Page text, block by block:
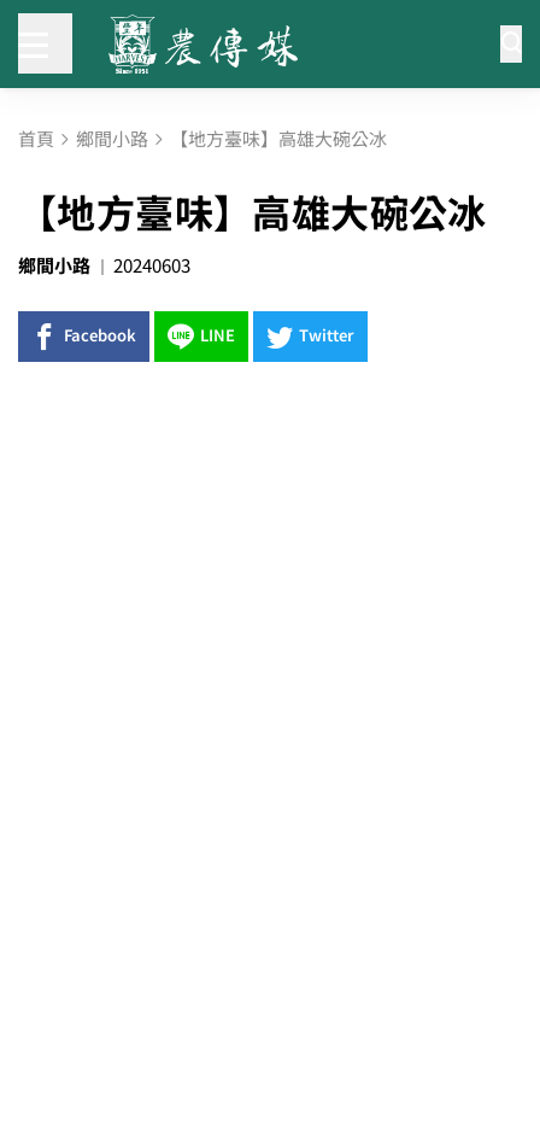
首頁 鄉間小路 【地方臺味】高雄大碗公冰
【地方臺味】高雄大碗公冰
鄉間小路 20240603
Facebook LINE Twitter